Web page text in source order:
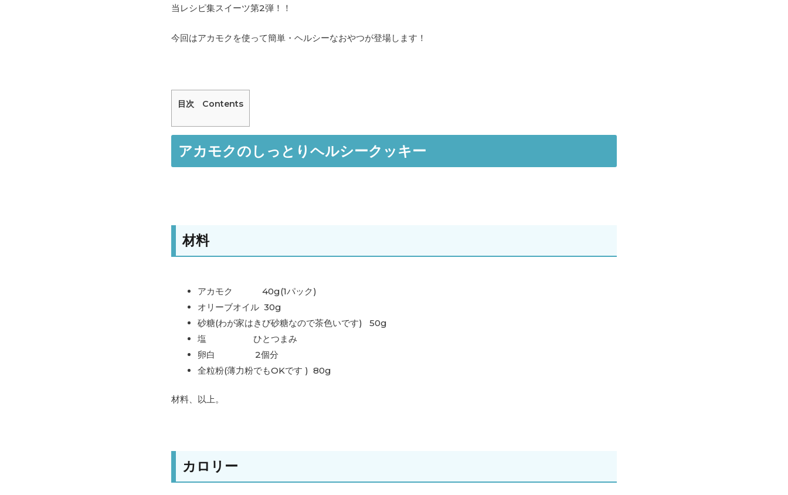
当レシピ集スイーツ第2弾！！
今回はアカモクを使って簡単・ヘルシーなおやつが登場します！
目次 Contents
アカモクのしっとりヘルシークッキー
材料
アカモク 40g(1パック)
オリーブオイル 30g
砂糖(わが家はきび砂糖なので茶色いです) 50g
塩 ひとつまみ
卵白 2個分
全粒粉(薄力粉でもOKです ) 80g
材料、以上。
カロリー